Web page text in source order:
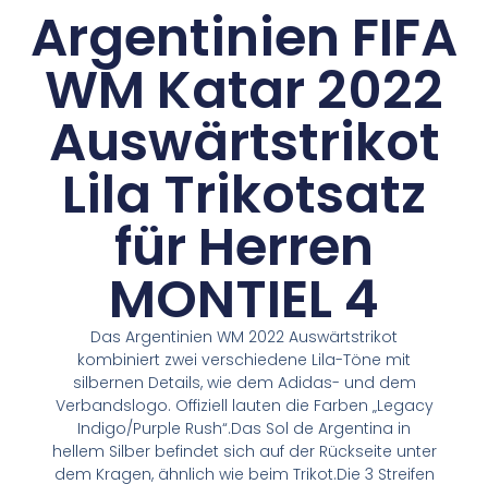
Argentinien FIFA
WM Katar 2022
Auswärtstrikot
Lila Trikotsatz
für Herren
MONTIEL 4
Das Argentinien WM 2022 Auswärtstrikot
kombiniert zwei verschiedene Lila-Töne mit
silbernen Details, wie dem Adidas- und dem
Verbandslogo. Offiziell lauten die Farben „Legacy
Indigo/Purple Rush“.Das Sol de Argentina in
hellem Silber befindet sich auf der Rückseite unter
dem Kragen, ähnlich wie beim Trikot.Die 3 Streifen